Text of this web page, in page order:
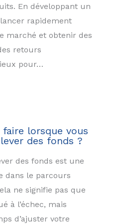
En développant un
lancer rapidement
marché et obtenir des
retours
pour…
lorsque vous
des fonds ?
des fonds est une
dans le parcours
ne signifie pas que
à l’échec, mais
d’ajuster votre